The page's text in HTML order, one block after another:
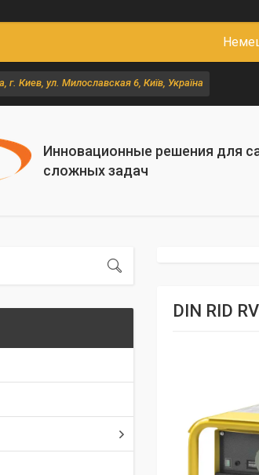
г. Киев, ул. Милославская 6, Київ, Україна
Инновационные решения для
сложных задач
DIN RID